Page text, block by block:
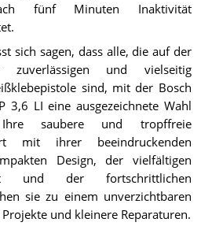
fünf Minuten Inaktivität
sich sagen, dass alle, die auf der
und vielseitig
sind, mit der Bosch
3,6 LI eine ausgezeichnete Wahl
saubere und tropffreie
mit ihrer beeindruckenden
Design, der vielfältigen
und der fortschrittlichen
sie zu einem unverzichtbaren
und kleinere Reparaturen.